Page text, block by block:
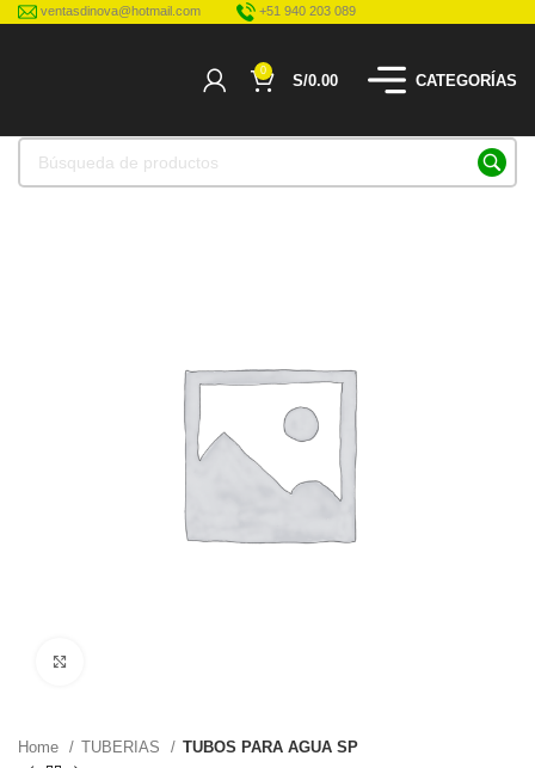
ventasdinova@hotmail.com +51 940 203 089
0
S/0.00 CATEGORÍAS
Home TUBERIAS TUBOS PARA AGUA SP